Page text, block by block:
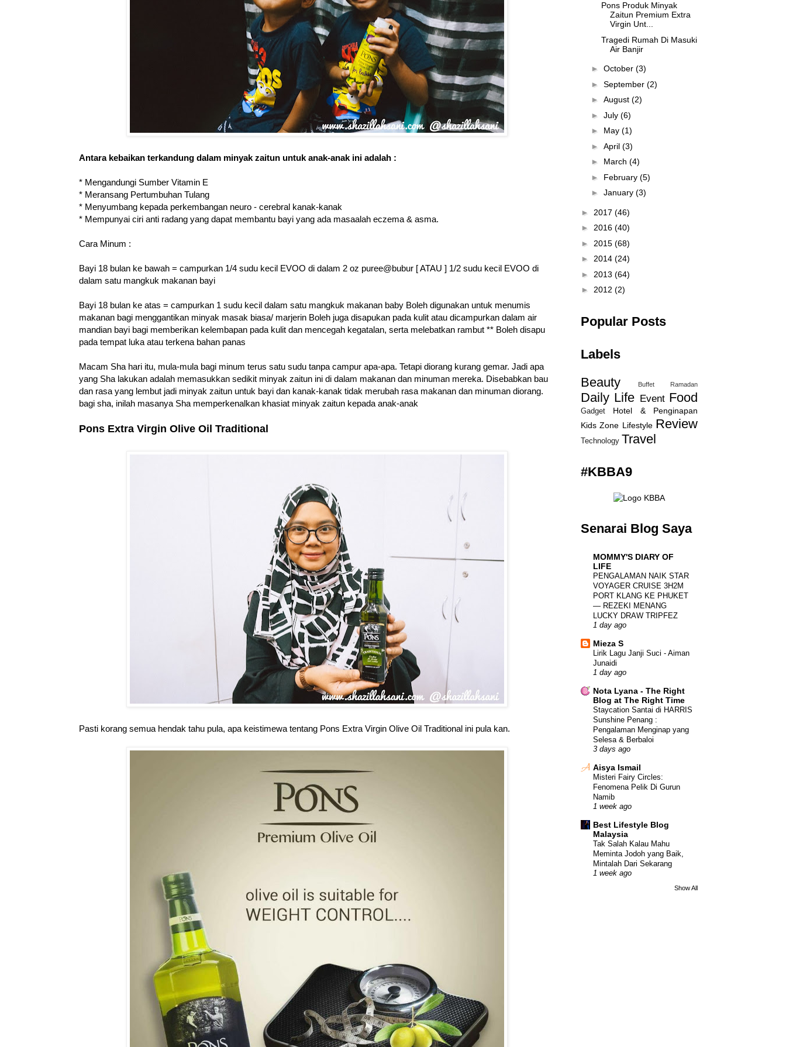
Antara kebaikan terkandung dalam minyak zaitun untuk anak-anak ini adalah :
* Mengandungi Sumber Vitamin E
* Meransang Pertumbuhan Tulang
* Menyumbang kepada perkembangan neuro - cerebral kanak-kanak
* Mempunyai ciri anti radang yang dapat membantu bayi yang ada masaalah eczema & asma.
Cara Minum :
Bayi 18 bulan ke bawah = campurkan 1/4 sudu kecil EVOO di dalam 2 oz puree@bubur [ ATAU ] 1/2 sudu kecil EVOO di
dalam satu mangkuk makanan bayi
Bayi 18 bulan ke atas = campurkan 1 sudu kecil dalam satu mangkuk makanan baby Boleh digunakan untuk menumis
makanan bagi menggantikan minyak masak biasa/ marjerin Boleh juga disapukan pada kulit atau dicampurkan dalam air
mandian bayi bagi memberikan kelembapan pada kulit dan mencegah kegatalan, serta melebatkan rambut ** Boleh disapu
pada tempat luka atau terkena bahan panas
Macam Sha hari itu, mula-mula bagi minum terus satu sudu tanpa campur apa-apa. Tetapi diorang kurang gemar. Jadi apa
yang Sha lakukan adalah memasukkan sedikit minyak zaitun ini di dalam makanan dan minuman mereka. Disebabkan bau
dan rasa yang lembut jadi minyak zaitun untuk bayi dan kanak-kanak tidak merubah rasa makanan dan minuman diorang.
bagi sha, inilah masanya Sha memperkenalkan khasiat minyak zaitun kepada anak-anak
Pons Extra Virgin Olive Oil Traditional
Pasti korang semua hendak tahu pula, apa keistimewa tentang Pons Extra Virgin Olive Oil Traditional ini pula kan.
Pons Produk Minyak
Zaitun Premium Extra
Virgin Unt...
Tragedi Rumah Di Masuki
Air Banjir
► October (3)
► September (2)
► August (2)
► July (6)
► May (1)
► April (3)
► March (4)
► February (5)
► January (3)
► 2017 (46)
► 2016 (40)
► 2015 (68)
► 2014 (24)
► 2013 (64)
► 2012 (2)
Popular Posts
Labels
Beauty
Buffet Ramadan
Daily Life Event Food
Gadget
Hotel & Penginapan
Kids Zone Lifestyle Review
Technology Travel
#KBBA9
Senarai Blog Saya
MOMMY'S DIARY OF
LIFE
PENGALAMAN NAIK STAR
VOYAGER CRUISE 3H2M
PORT KLANG KE PHUKET
— REZEKI MENANG
LUCKY DRAW TRIPFEZ
1 day ago
Mieza S
Lirik Lagu Janji Suci - Aiman
Junaidi
1 day ago
Nota Lyana - The Right
Blog at The Right Time
Staycation Santai di HARRIS
Sunshine Penang :
Pengalaman Menginap yang
Selesa & Berbaloi
3 days ago
Aisya Ismail
Misteri Fairy Circles:
Fenomena Pelik Di Gurun
Namib
1 week ago
Best Lifestyle Blog
Malaysia
Tak Salah Kalau Mahu
Meminta Jodoh yang Baik,
Mintalah Dari Sekarang
1 week ago
Show All